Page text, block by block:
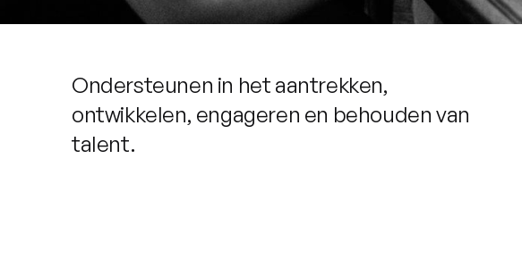
Ondersteunen in het aantrekken,
ontwikkelen, engageren en behouden van
talent.